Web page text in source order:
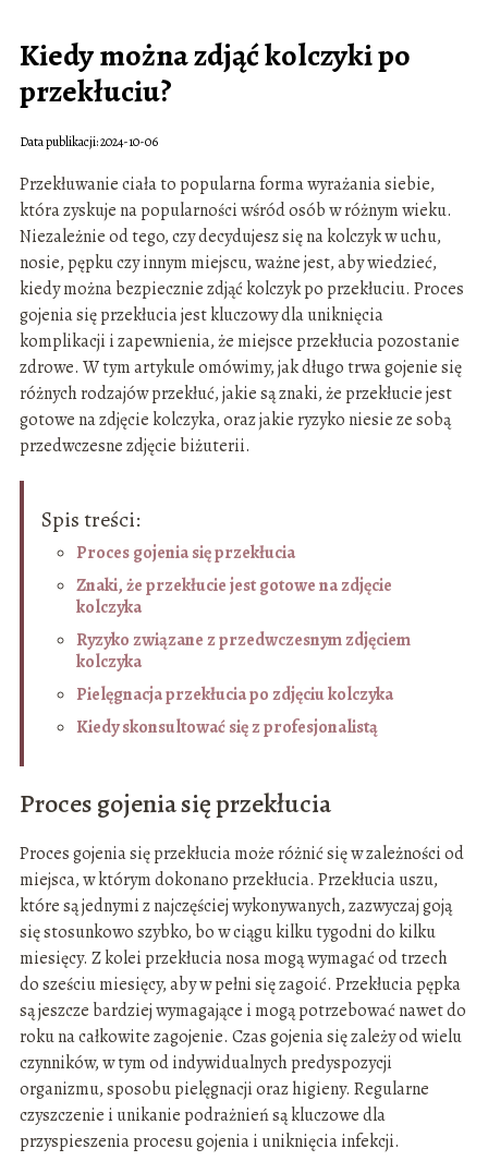
Kiedy można zdjąć kolczyki po
przekłuciu?
Data publikacji: 2024-10-06
Przekłuwanie ciała to popularna forma wyrażania siebie,
która zyskuje na popularności wśród osób w różnym wieku.
Niezależnie od tego, czy decydujesz się na kolczyk w uchu,
nosie, pępku czy innym miejscu, ważne jest, aby wiedzieć,
kiedy można bezpiecznie zdjąć kolczyk po przekłuciu. Proces
gojenia się przekłucia jest kluczowy dla uniknięcia
komplikacji i zapewnienia, że miejsce przekłucia pozostanie
zdrowe. W tym artykule omówimy, jak długo trwa gojenie się
różnych rodzajów przekłuć, jakie są znaki, że przekłucie jest
gotowe na zdjęcie kolczyka, oraz jakie ryzyko niesie ze sobą
przedwczesne zdjęcie biżuterii.
Spis treści:
Proces gojenia się przekłucia
Znaki, że przekłucie jest gotowe na zdjęcie
kolczyka
Ryzyko związane z przedwczesnym zdjęciem
kolczyka
Pielęgnacja przekłucia po zdjęciu kolczyka
Kiedy skonsultować się z profesjonalistą
Proces gojenia się przekłucia
Proces gojenia się przekłucia może różnić się w zależności od
miejsca, w którym dokonano przekłucia. Przekłucia uszu,
które są jednymi z najczęściej wykonywanych, zazwyczaj goją
się stosunkowo szybko, bo w ciągu kilku tygodni do kilku
miesięcy. Z kolei przekłucia nosa mogą wymagać od trzech
do sześciu miesięcy, aby w pełni się zagoić. Przekłucia pępka
są jeszcze bardziej wymagające i mogą potrzebować nawet do
roku na całkowite zagojenie. Czas gojenia się zależy od wielu
czynników, w tym od indywidualnych predyspozycji
organizmu, sposobu pielęgnacji oraz higieny. Regularne
czyszczenie i unikanie podrażnień są kluczowe dla
przyspieszenia procesu gojenia i uniknięcia infekcji.